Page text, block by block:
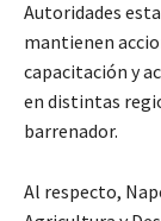
Autoridades
mantienen
capacitación y
en distintas
barrenador.
Al respecto,